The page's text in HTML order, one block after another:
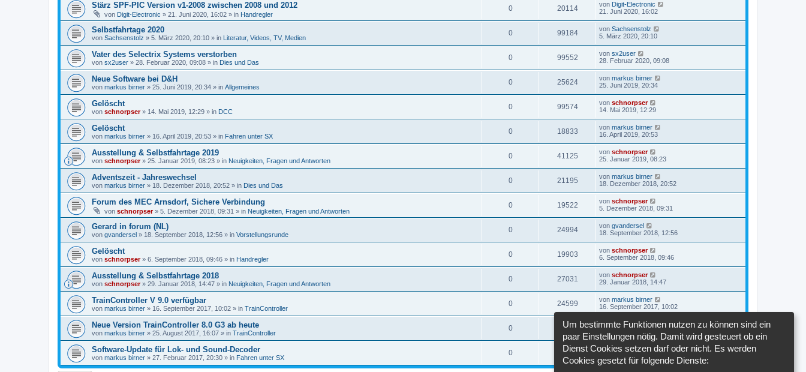
Stärz SPF-PIC Version v1-2008 zwischen 2008 und 2012
von Digit-Electronic » 21. Juni 2020, 16:02 » in Handregler
0 20114 von Digit-Electronic
21. Juni 2020, 16:02
Selbstfahrtage 2020
von Sachsenstolz » 5. März 2020, 20:10 » in Literatur, Videos, TV, Medien
0 99184 von Sachsenstolz
5. März 2020, 20:10
Vater des Selectrix Systems verstorben
von sx2user » 28. Februar 2020, 09:08 » in Dies und Das
0 99552 von sx2user
28. Februar 2020, 09:08
Neue Software bei D&H
von markus birner » 25. Juni 2019, 20:34 » in Allgemeines
0 25624 von markus birner
25. Juni 2019, 20:34
Gelöscht
von schnorpser» 14. Mai 2019, 12:29 » in DCC
0 99574 von schnorpser
14. Mai 2019, 12:29
Gelöscht
von markus birner » 16. April 2019, 20:53 » in Fahren unter SX
0 18833 von markus birner
16. April 2019, 20:53
Ausstellung & Selbstfahrtage 2019
von schnorpser» 25. Januar 2019, 08:23 » in Neuigkeiten, Fragen und Antworten
0 41125 von schnorpser
25. Januar 2019, 08:23
Adventszeit - Jahreswechsel
von markus birner » 18. Dezember 2018, 20:52 » in Dies und Das
0 21195 von markus birner
18. Dezember 2018, 20:52
Forum des MEC Arnsdorf, Sichere Verbindung
von schnorpser» 5. Dezember 2018, 09:31 » in Neuigkeiten, Fragen und Antworten
0 19522 von schnorpser
5. Dezember 2018, 09:31
Gerard in forum (NL)
von gvandersel » 18. September 2018, 12:56 » in Vorstellungsrunde
0 24994 von gvandersel
18. September 2018, 12:56
Gelöscht
von schnorpser» 6. September 2018, 09:46 » in Handregler
0 19903 von schnorpser
6. September 2018, 09:46
Ausstellung & Selbstfahrtage 2018
von schnorpser» 29. Januar 2018, 14:47 » in Neuigkeiten, Fragen und Antworten
0 27031 von schnorpser
29. Januar 2018, 14:47
TrainController V 9.0 verfügbar
von markus birner » 16. September 2017, 10:02 » in TrainController
0 24599 von markus birner
16. September 2017, 10:02
Neue Version TrainController 8.0 G3 ab heute
von markus birner » 25. August 2017, 16:07 » in TrainController
0 23451 vonmarkus birner
Software-Update für Lok- und Sound-Decoder
von markus birner » 27. Februar 2017, 20:30 » in Fahren unter SX
0 21638 vonmarkus birner
27. Februar 2017, 20:30
Um bestimmte Funktionen nutzen zu können sind ein
paar Einstellungen nötig. Damit wird gesteuert ob ein
Dienst Cookies setzen darf oder nicht. Es werden
Cookies gesetzt für folgende Dienste: